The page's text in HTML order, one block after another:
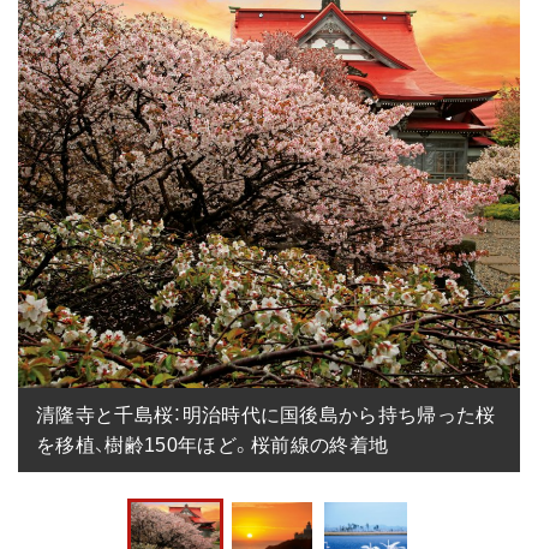
清隆寺と千島桜：明治時代に国後島から持ち帰った桜
を移植、樹齢150年ほど。桜前線の終着地